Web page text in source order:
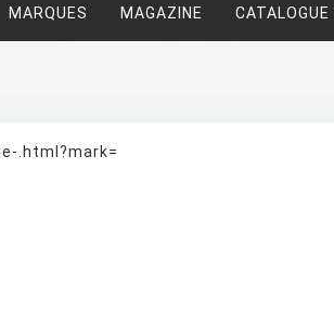
MARQUES MAGAZINE CATALOGUE
.html?mark=